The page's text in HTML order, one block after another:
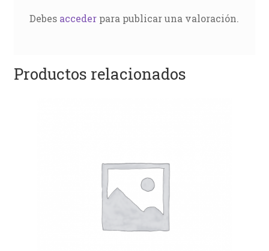
Debes accederpara publicar una valoración.
Productos relacionados